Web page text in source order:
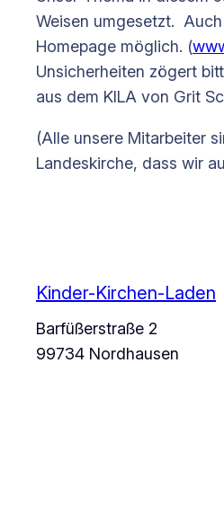
Weisen umgesetzt.
Homepage möglich. (
Unsicherheiten zögert
aus dem KILA von Grit
(Alle unsere Mitarbeiter
Landeskirche, dass wir
Kinder-Kirchen-Laden
Barfüßerstraße 2
99734 Nordhausen